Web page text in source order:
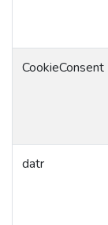
CookieConsent
datr